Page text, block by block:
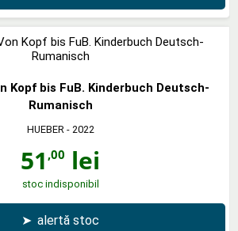
Kopf bis FuB. Kinderbuch Deutsch-
Rumanisch
HUEBER - 2022
51 ,00 lei
stoc indisponibil
➤ alertă stoc